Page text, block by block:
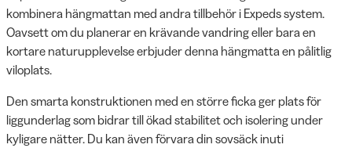
kombinera hängmattan med andra tillbehör i Expeds system.
Oavsett om du planerar en krävande vandring eller bara en
kortare naturupplevelse erbjuder denna hängmatta en pålitlig
viloplats.
Den smarta konstruktionen med en större ficka ger plats för
liggunderlag som bidrar till ökad stabilitet och isolering under
kyligare nätter. Du kan även förvara din sovsäck inuti